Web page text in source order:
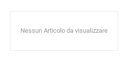
Nessun Articolo da visualizzare